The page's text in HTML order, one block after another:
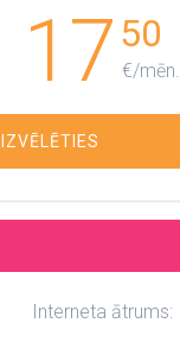
17 50
€/mēn.
IZVĒLĒTIES
Interneta ātrums: